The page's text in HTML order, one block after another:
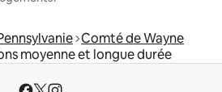
Comté de Wayne
moyenne et longue durée